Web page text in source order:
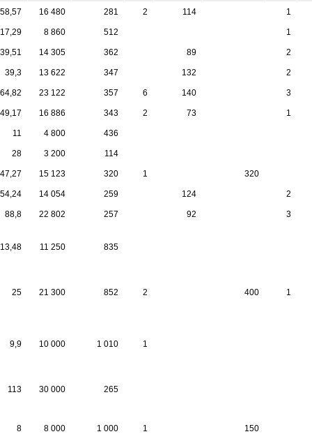
58,57 16 480 281 2 114 1
17,29 8 860 512 1
39,51 14 305 362 89 2
39,3 13 622 347 132 2
64,82 23 122 357 6 140 3
49,17 16 886 343 2 73 1
11 4 800 436
28 3 200 114
47,27 15 123 320 1 320
54,24 14 054 259 124 2
88,8 22 802 257 92 3
13,48 11 250 835
25 21 300 852 2 400 1
9,9 10 000 1 010 1
113 30 000 265
8 8 000 1 000 1 150